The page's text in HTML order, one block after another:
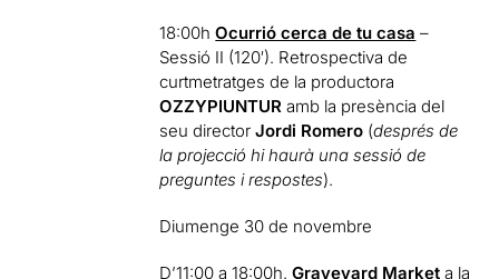
18:00hOcurrió cerca de tu casa –
Sessió II (120′). Retrospectiva de
curtmetratges de la productora
OZZYPIUNTUR amb la presència del
seu directorJordi Romero (després de
la projecció hi haurà una sessió de
preguntes i respostes).
Diumenge 30 de novembre
D’11:00 a 18:00h.Graveyard Market a la